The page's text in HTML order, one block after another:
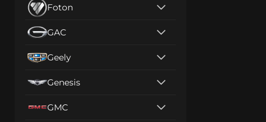
Foton
GAC
Geely
Genesis
GMC